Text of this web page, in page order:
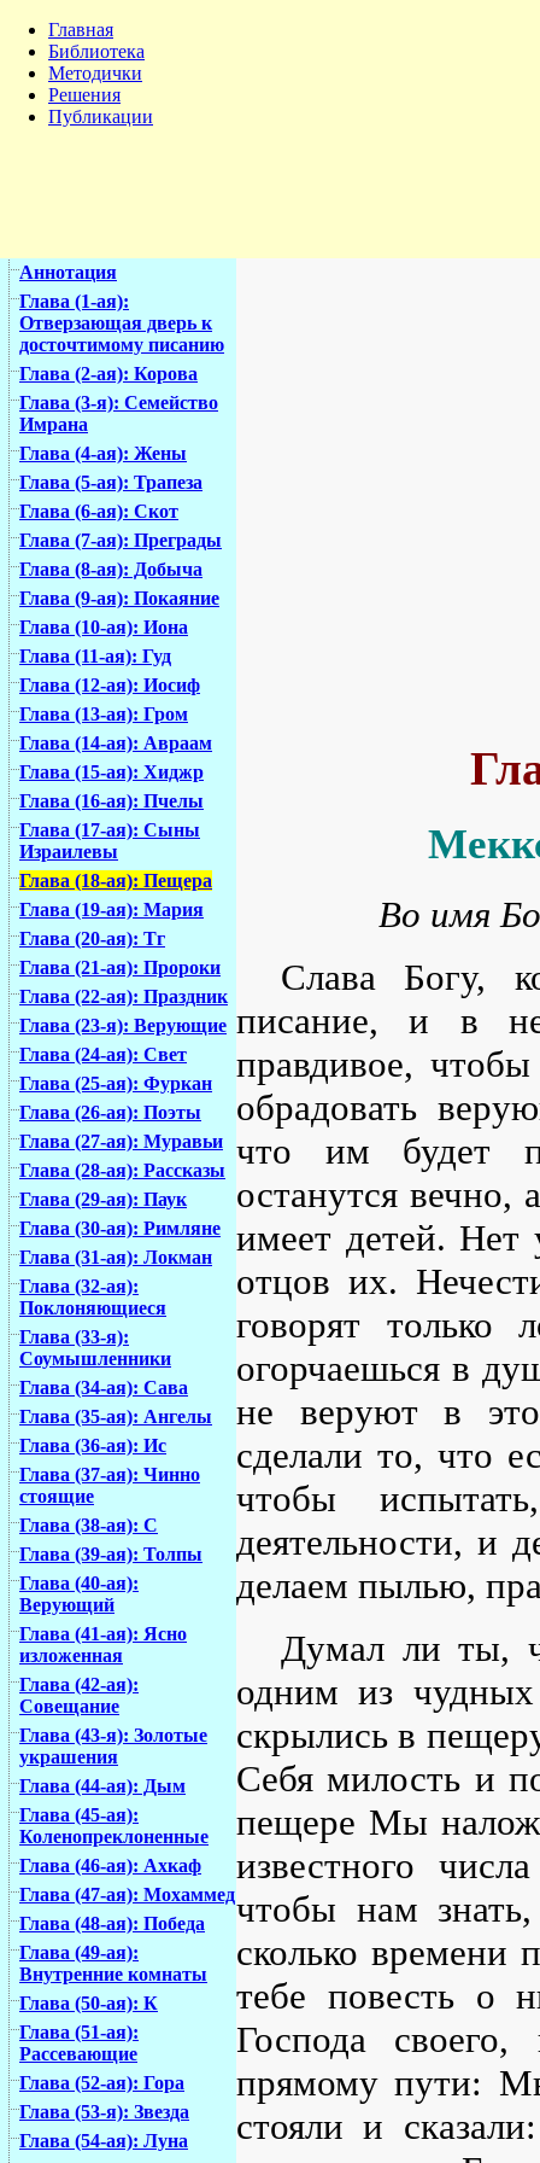
Главная
Библиотека
Методички
Решения
Публикации
Аннотация
Глава (1-ая):
Отверзающая дверь к
досточтимому писанию
Глава (2-ая): Корова
Глава (3-я): Семейство
Имрана
Глава (4-ая): Жены
Глава (5-ая): Трапеза
Глава (6-ая): Скот
Глава (7-ая): Преграды
Глава (8-ая): Добыча
Глава (9-ая): Покаяние
Глава (10-ая): Иона
Глава (11-ая): Гуд
Глава (12-ая): Иосиф
Глава (13-ая): Гром
Глава (14-ая): Авраам
Глава (15-ая): Хиджр
Глава (16-ая): Пчелы
Глава (17-ая): Сыны
Израилевы
Глава (18-ая): Пещера
Глава (19-ая): Мария
Глава (20-ая): Тг
Глава (21-ая): Пророки
Глава (22-ая): Праздник
Глава (23-я): Верующие
Глава (24-ая): Свет
Глава (25-ая): Фуркан
Глава (26-ая): Поэты
Глава (27-ая): Муравьи
Глава (28-ая): Рассказы
Глава (29-ая): Паук
Глава (30-ая): Римляне
Глава (31-ая): Локман
Глава (32-ая):
Поклоняющиеся
Глава (33-я):
Соумышленники
Глава (34-ая): Сава
Глава (35-ая): Ангелы
Глава (36-ая): Ис
Глава (37-ая): Чинно
стоящие
Глава (38-ая): С
Глава (39-ая): Толпы
Глава (40-ая):
Верующий
Глава (41-ая): Ясно
изложенная
Глава (42-ая):
Совещание
Глава (43-я): Золотые
украшения
Глава (44-ая): Дым
Глава (45-ая):
Коленопреклоненные
Глава (46-ая): Ахкаф
Глава (47-ая): Мохаммед
Глава (48-ая): Победа
Глава (49-ая):
Внутренние комнаты
Глава (50-ая): К
Глава (51-ая):
Рассевающие
Глава (52-ая): Гора
Глава (53-я): Звезда
Глава (54-ая): Луна
Во имя
Слава Богу,
писание, и в
правдивое,
обрадовать
что им будет
останутся вечно,
имеет детей.
отцов их.
говорят
огорчаешься в
не веруют в
сделали то, что
чтобы
деятельности, и
делаем пылью,
Думал ли ты,
одним из
скрылись в
Себя милость и
пещере Мы
известного
чтобы нам
сколько
тебе повесть о
Господа
прямому пути:
стояли и